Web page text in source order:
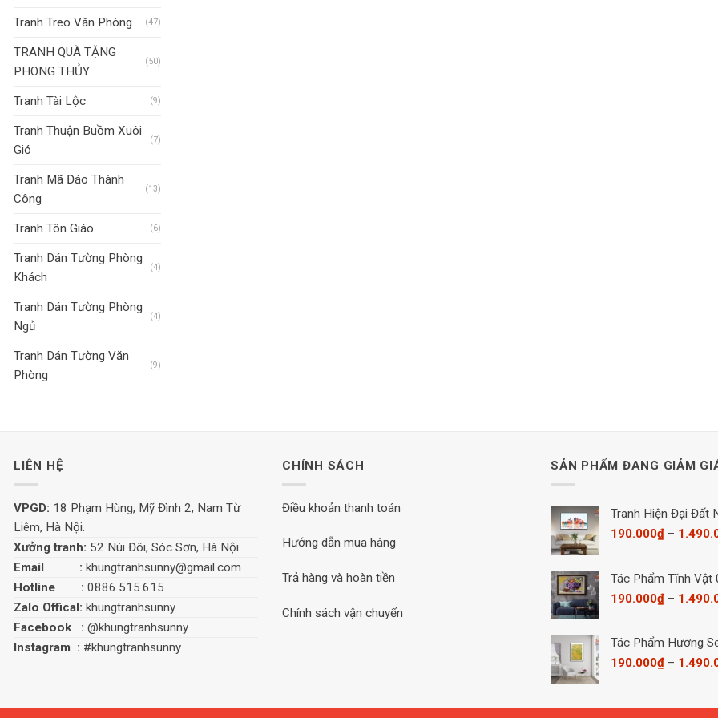
Tranh Treo Văn Phòng (47)
TRANH QUÀ TẶNG
PHONG THỦY
(50)
Tranh Tài Lộc (9)
Tranh Thuận Buồm Xuôi
Gió
(7)
Tranh Mã Đáo Thành
Công
(13)
Tranh Tôn Giáo (6)
Tranh Dán Tường Phòng
Khách
(4)
Tranh Dán Tường Phòng
Ngủ
(4)
Tranh Dán Tường Văn
Phòng
(9)
LIÊN HỆ
VPGD: 18 Phạm Hùng, Mỹ Đình 2, Nam Từ
Liêm, Hà Nội.
Xưởng tranh: 52 Núi Đôi, Sóc Sơn, Hà Nội
Email : khungtranhsunny@gmail.com
Hotline : 0886.515.615
Zalo Offical: khungtranhsunny
Facebook : @khungtranhsunny
Instagram : #khungtranhsunny
CHÍNH SÁCH
Điều khoản thanh toán
Hướng dẫn mua hàng
Trả hàng và hoàn tiền
Chính sách vận chuyển
SẢN PHẨM ĐANG GIẢM
Tranh Hiện Đại Đất
190.000₫ –
Tác Phẩm Tĩnh Vật
190.000₫ –
Tác Phẩm Hương
190.000₫ –